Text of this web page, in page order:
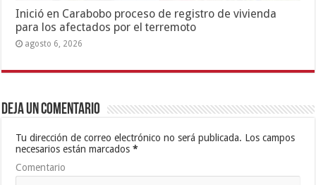
Inició en Carabobo proceso de registro de vivienda
para los afectados por el terremoto
agosto 6, 2026
Deja un comentario
Tu dirección de correo electrónico no será publicada. Los campos
necesarios están marcados*
Comentario